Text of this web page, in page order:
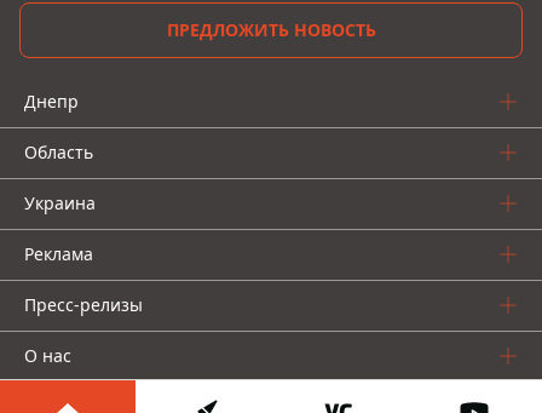
ПРЕДЛОЖИТЬ НОВОСТЬ
Днепр
Область
Украина
Реклама
Пресс-релизы
О нас